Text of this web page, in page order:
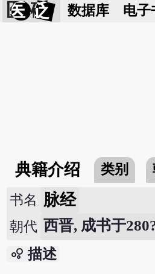
医 砭 数据库 电子
典籍介绍 类别
书名 脉经
朝代 西晋, 成书于
bubble_chart 描述